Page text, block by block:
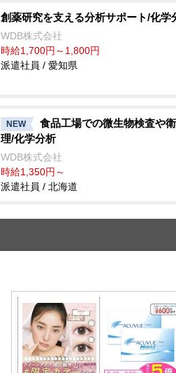
創薬研究を支える分析サポート/化学
WDB株式会社
時給1,700円～1,800円
派遣社員 / 愛知県
NEW
食品工場での微生物検査や
理/化学分析
WDB株式会社
時給1,350円～
派遣社員 / 北海道